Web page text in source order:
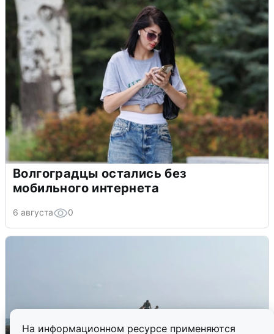
На информационном ресурсе применяются
Волгоградцы остались без
мобильного интернета
6 августа 0